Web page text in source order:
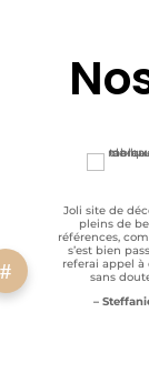
Joli site de
pleins de
références,
s’est bien
referai appel à
sans
–